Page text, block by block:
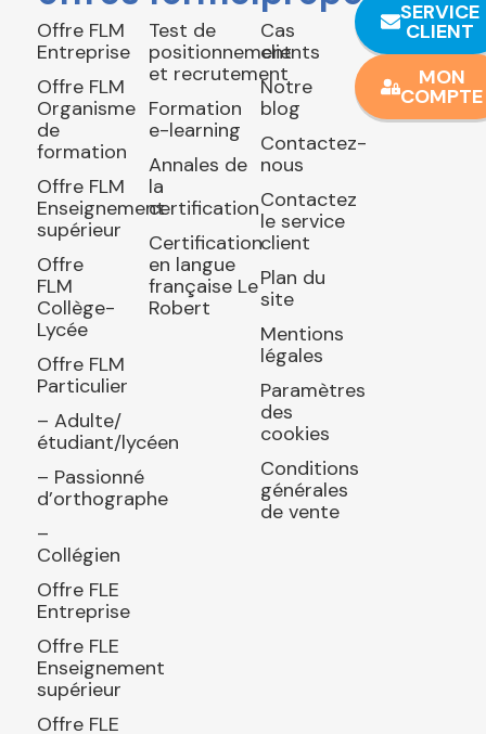
Offre FLM
Entreprise
Offre FLM
Organisme
de
formation
Offre FLM
Enseignement
supérieur
Offre
FLM
Collège-
Lycée
Offre FLM
Particulier
– Adulte/
étudiant/lycéen
– Passionné
d’orthographe
–
Collégien
Offre FLE
Entreprise
Offre FLE
Enseignement
supérieur
Offre FLE
Test de
positionnement
et recrutement
Formation
e-learning
Annales de
la
certification
Certification
en langue
française Le
Robert
Cas
clients
Notre
blog
Contactez-
nous
Contactez
le service
client
Plan du
site
Mentions
légales
Paramètres
des
cookies
Conditions
générales
de vente
SERVICE
CLIENT
MON
COMPTE